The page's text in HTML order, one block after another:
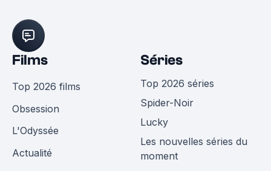
Films
Top 2026 films
Obsession
L'Odyssée
Actualité
Séries
Top 2026 séries
Spider-Noir
Lucky
Les nouvelles séries du
moment